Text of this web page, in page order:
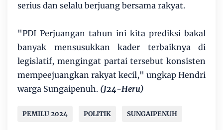
serius dan selalu berjuang bersama rakyat.
"PDI Perjuangan tahun ini kita prediksi bakal
banyak mensusukkan kader terbaiknya di
legislatif, mengingat partai tersebut konsisten
mempeejuangkan rakyat kecil," ungkap Hendri
warga Sungaipenuh. (J24-Heru)
PEMILU 2024 POLITIK SUNGAIPENUH